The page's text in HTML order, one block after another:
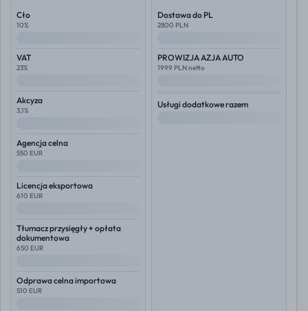
Cło
10%
VAT
23%
Akcyza
3,1%
Agencja celna
550 EUR
Licencja eksportowa
610 EUR
Tłumacz przysięgły + opłata
dokumentowa
650 EUR
Odprawa celna importowa
510 EUR
Dostawa do PL
2800 PLN
PROWIZJA AZJA AUTO
1999 PLN netto
Usługi dodatkowe razem